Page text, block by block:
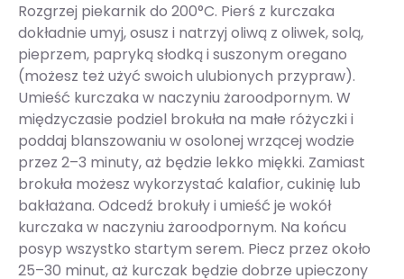
Rozgrzej piekarnik do 200°C. Pierś z kurczaka
dokładnie umyj, osusz i natrzyj oliwą z oliwek, solą,
pieprzem, papryką słodką i suszonym oregano
(możesz też użyć swoich ulubionych przypraw).
Umieść kurczaka w naczyniu żaroodpornym. W
międzyczasie podziel brokuła na małe różyczki i
poddaj blanszowaniu w osolonej wrzącej wodzie
przez 2–3 minuty, aż będzie lekko miękki. Zamiast
brokuła możesz wykorzystać kalafior, cukinię lub
bakłażana. Odcedź brokuły i umieść je wokół
kurczaka w naczyniu żaroodpornym. Na końcu
posyp wszystko startym serem. Piecz przez około
25–30 minut, aż kurczak będzie dobrze upieczony